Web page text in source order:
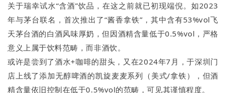
关于瑞幸试水“含酒”饮品，在这之前就已初现端倪。如2023
年与茅台联名，首次推出了“酱香拿铁”，其中含有53%vol飞
天茅台酒的白酒风味厚奶，但因酒精含量低于0.5%vol，严格
意义上属于饮料范畴，而非酒饮。
或许是尝到了酒水+咖啡的甜头，又在2024年7月，于深圳门
店上线了添加无醇啤酒的凯旋麦麦系列（美式/拿铁），但酒
精含量依旧控制在低于0.5%vol的范畴，可见其谨慎程度。